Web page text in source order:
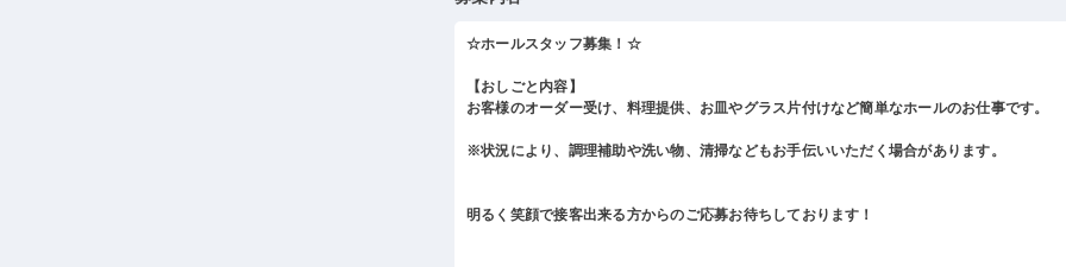
☆ホールスタッフ募集！☆
【おしごと内容】
お客様のオーダー受け、料理提供、お皿やグラス片付けなど簡単なホールのお仕事です。
※状況により、調理補助や洗い物、清掃などもお手伝いいただく場合があります。
明るく笑顔で接客出来る方からのご応募お待ちしております！